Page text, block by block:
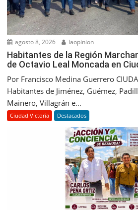
agosto 8, 2026 laopinion
Habitantes de la Región
de Octavio Leal Moncada en
Por Francisco Medina Guerrero
Habitantes de Jiménez, Güémez,
Mainero, Villagrán e...
Ciudad Victoria Destacados